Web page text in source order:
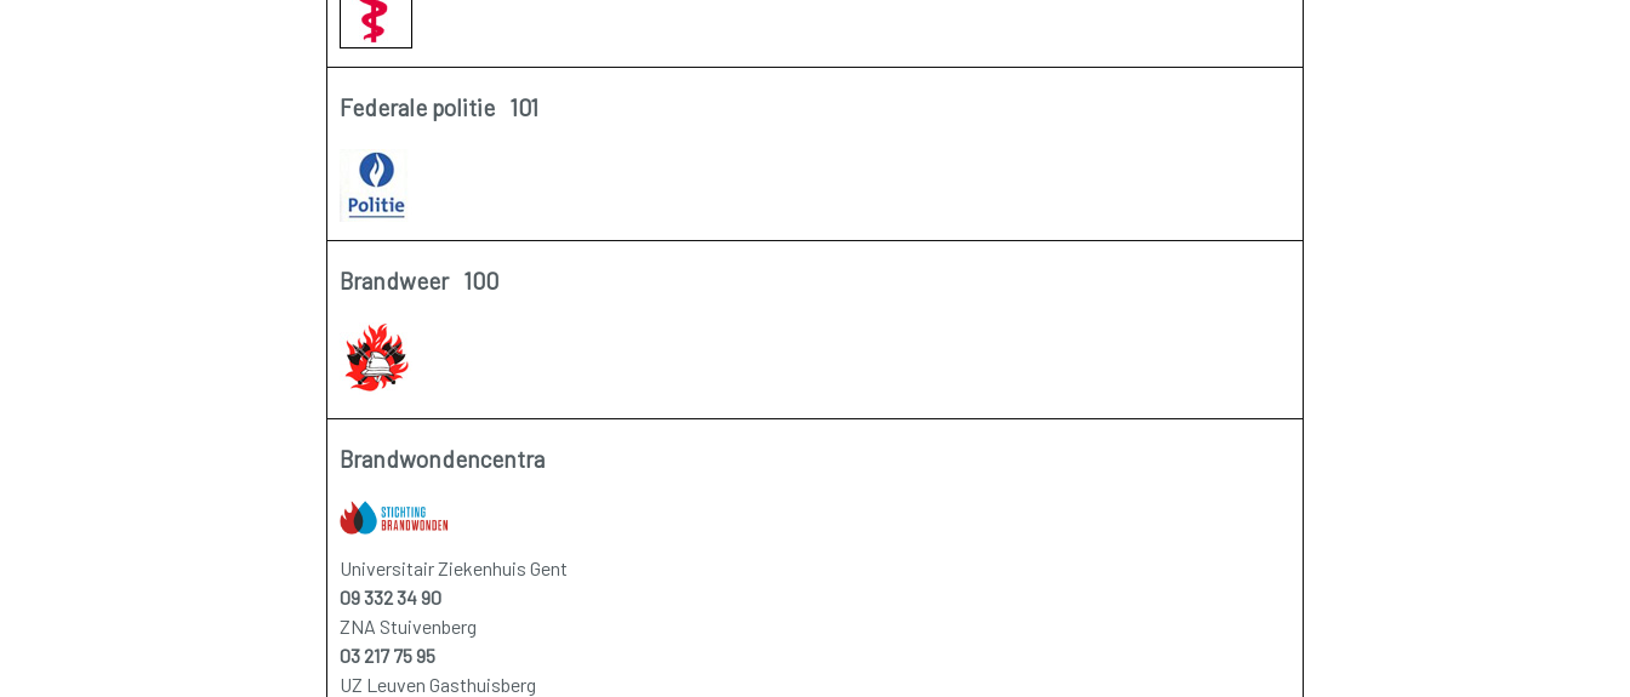
Federale politie 101
Brandweer 100
Brandwondencentra
Universitair Ziekenhuis Gent
09 332 34 90
ZNA Stuivenberg
03 217 75 95
UZ Leuven Gasthuisberg